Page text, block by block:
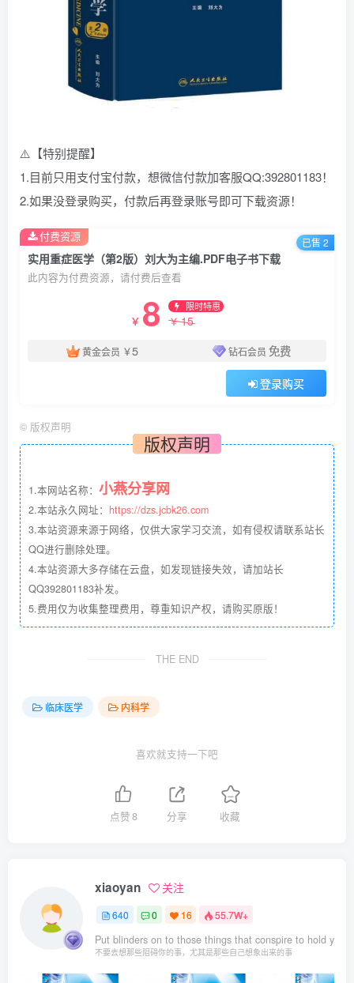
⚠️【特别提醒】
1.目前只用支付宝付款，想微信付款加客服QQ:392801183！
2.如果没登录购买，付款后再登录账号即可下载资源！
实用重症医学（第2版）刘大为主编.PDF电子书下载
此内容为付费资源，请付费后查看
￥ 8 限时特惠
￥15
黄金会员 ￥5 钻石会员 免费
登录购买
付费资源 已售 2
© 版权声明
版权声明
1.本网站名称： 小燕分享网
2.本站永久网址： https://dzs.jcbk26.com
3.本站资源来源于网络，仅供大家学习交流，如有侵权请联系站长
QQ进行删除处理。
4.本站资源大多存储在云盘，如发现链接失效，请加站长
QQ392801183补发。
5.费用仅为收集整理费用，尊重知识产权，请购买原版！
THE END
临床医学 内科学
喜欢就支持一下吧
点赞8 分享 收藏
xiaoyan 关注
640 0 16 55.7W+
Put blinders on to those things that conspire to hold you
不要去想那些阻碍你的事，尤其是那些自己想象出来的事